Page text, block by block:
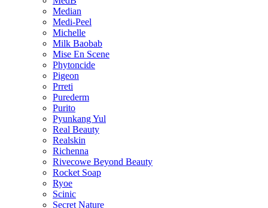
Median
Medi-Peel
Michelle
Milk Baobab
Mise En Scene
Phytoncide
Pigeon
Prreti
Purederm
Purito
Pyunkang Yul
Real Beauty
Realskin
Richenna
Rivecowe Beyond Beauty
Rocket Soap
Ryoe
Scinic
Secret Nature